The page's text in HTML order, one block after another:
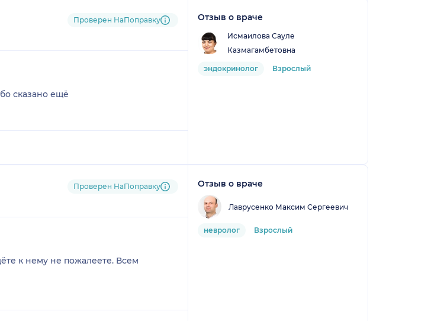
Проверен НаПоправку
сказано ещё
Отзыв о враче
Исмаилова Сауле
Казмагамбетовна
эндокринолог Взрослый
Проверен НаПоправку
к нему не пожалеете. Всем
Отзыв о враче
Лаврусенко Максим Сергеевич
невролог Взрослый